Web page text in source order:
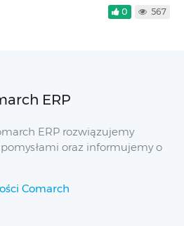
0 567
ERP
ERP rozwiązujemy
oraz informujemy o
Comarch